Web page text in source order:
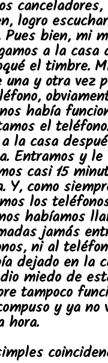
canceladores,
logro
Pues bien, mi
a la casa
el timbre.
y otra vez
había
el
la casa
Entramos y
casi 15
Y, como
los
habíamos
jamás
ni al
dejado en la
miedo de
tampoco
y ya no
hora.